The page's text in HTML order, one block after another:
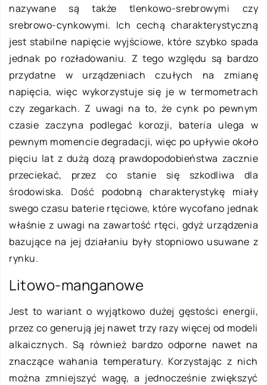
nazywane są także tlenkowo-srebrowymi czy
srebrowo-cynkowymi. Ich cechą charakterystyczną
jest stabilne napięcie wyjściowe, które szybko spada
jednak po rozładowaniu. Z tego względu są bardzo
przydatne w urządzeniach czułych na zmianę
napięcia, więc wykorzystuje się je w termometrach
czy zegarkach. Z uwagi na to, że cynk po pewnym
czasie zaczyna podlegać korozji, bateria ulega w
pewnym momencie degradacji, więc po upływie około
pięciu lat z dużą dozą prawdopodobieństwa zacznie
przeciekać, przez co stanie się szkodliwa dla
środowiska. Dość podobną charakterystykę miały
swego czasu baterie rtęciowe, które wycofano jednak
właśnie z uwagi na zawartość rtęci, gdyż urządzenia
bazujące na jej działaniu były stopniowo usuwane z
rynku.
Litowo-manganowe
Jest to wariant o wyjątkowo dużej gęstości energii,
przez co generują jej nawet trzy razy więcej od modeli
alkaicznych. Są również bardzo odporne nawet na
znaczące wahania temperatury. Korzystając z nich
można zmniejszyć wagę, a jednocześnie zwiększyć